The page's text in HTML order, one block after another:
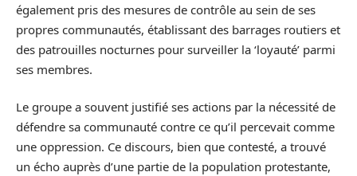
également pris des mesures de contrôle au sein de ses
propres communautés, établissant des barrages routiers et
des patrouilles nocturnes pour surveiller la ‘loyauté’ parmi
ses membres.
Le groupe a souvent justifié ses actions par la nécessité de
défendre sa communauté contre ce qu’il percevait comme
une oppression. Ce discours, bien que contesté, a trouvé
un écho auprès d’une partie de la population protestante,